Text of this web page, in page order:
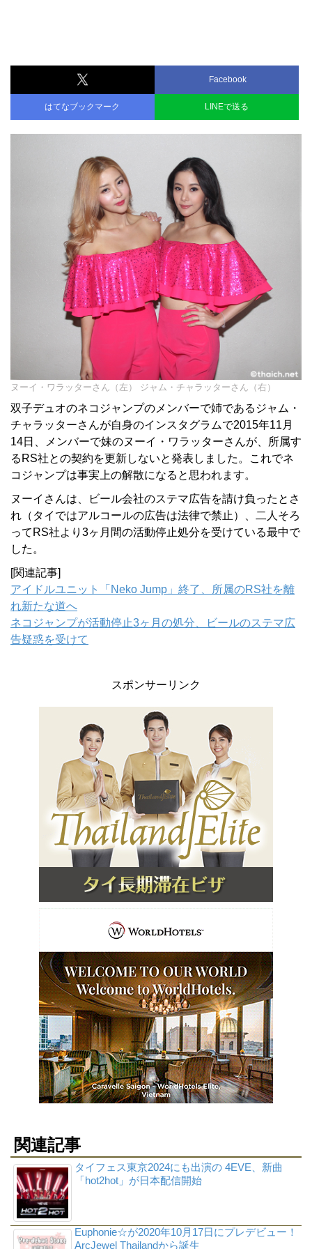
Facebook
はてなブックマーク LINEで送る
ヌーイ・ワラッターさん（左） ジャム・チャラッターさん（右）
双子デュオのネコジャンプのメンバーで姉であるジャム・
チャラッターさんが自身のインスタグラムで2015年11月
14日、メンバーで妹のヌーイ・ワラッターさんが、所属す
るRS社との契約を更新しないと発表しました。これでネ
コジャンプは事実上の解散になると思われます。
ヌーイさんは、ビール会社のステマ広告を請け負ったとさ
れ（タイではアルコールの広告は法律で禁止）、二人そろ
ってRS社より3ヶ月間の活動停止処分を受けている最中で
した。
[関連記事]
アイドルユニット「Neko Jump」終了、所属のRS社を離
れ新たな道へ
ネコジャンプが活動停止3ヶ月の処分、ビールのステマ広
告疑惑を受けて
スポンサーリンク
関連記事
タイフェス東京2024にも出演の 4EVE、新曲
「hot2hot」が日本配信開始
Euphonie☆が2020年10月17日にプレデビュー！
ArcJewel Thailandから誕生